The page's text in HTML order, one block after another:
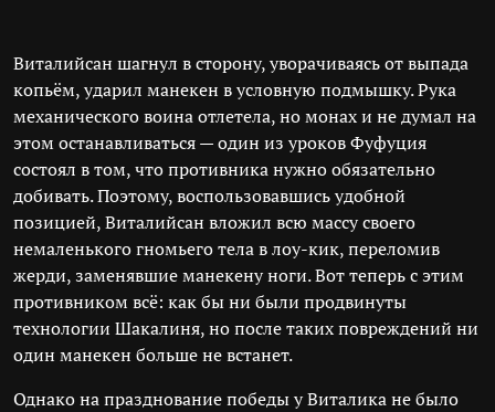
Виталийсан шагнул в сторону, уворачиваясь от выпада
копьём, ударил манекен в условную подмышку. Рука
механического воина отлетела, но монах и не думал на
этом останавливаться — один из уроков Фуфуция
состоял в том, что противника нужно обязательно
добивать. Поэтому, воспользовавшись удобной
позицией, Виталийсан вложил всю массу своего
немаленького гномьего тела в лоу-кик, переломив
жерди, заменявшие манекену ноги. Вот теперь с этим
противником всё: как бы ни были продвинуты
технологии Шакалиня, но после таких повреждений ни
один манекен больше не встанет.
Однако на празднование победы у Виталика не было